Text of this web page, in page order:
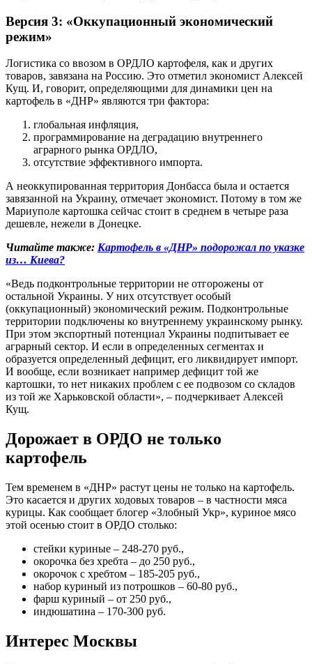
Версия 3: «Оккупационный экономический
режим»
Логистика со ввозом в ОРДЛО картофеля, как и других
товаров, завязана на Россию. Это отметил экономист Алексей
Кущ. И, говорит, определяющими для динамики цен на
картофель в «ДНР» являются три фактора:
глобальная инфляция,
программирование на деградацию внутреннего
аграрного рынка ОРДЛО,
отсутствие эффективного импорта.
А неоккупированная территория Донбасса была и остается
завязанной на Украину, отмечает экономист. Потому в том же
Мариуполе картошка сейчас стоит в среднем в четыре раза
дешевле, нежели в Донецке.
Читайте также: Картофель в «ДНР» подорожал по указке
из… Киева?
«Ведь подконтрольные территории не отгорожены от
остальной Украины. У них отсутствует особый
(оккупационный) экономический режим. Подконтрольные
территории подключены ко внутреннему украинскому рынку.
При этом экспортный потенциал Украины подпитывает ее
аграрный сектор. И если в определенных сегментах и
образуется определенный дефицит, его ликвидирует импорт.
И вообще, если возникает например дефицит той же
картошки, то нет никаких проблем с ее подвозом со складов
из той же Харьковской области», – подчеркивает Алексей
Кущ.
Дорожает в ОРДО не только
картофель
Тем временем в «ДНР» растут цены не только на картофель.
Это касается и других ходовых товаров – в частности мяса
курицы. Как сообщает блогер «Злобный Укр», куриное мясо
этой осенью стоит в ОРДО столько:
стейки куриные – 248-270 руб.,
окорочка без хребта – до 250 руб.,
окорочок с хребтом – 185-205 руб.,
набор куриный из потрошков – 60-80 руб.,
фарш куриный – от 250 руб.,
индюшатина – 170-300 руб.
Интерес Москвы